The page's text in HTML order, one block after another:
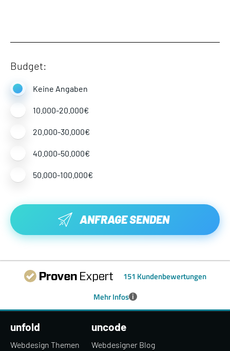
Budget:
Keine Angaben
10.000-20.000€
20.000-30.000€
40.000-50.000€
50.000-100.000€
ANFRAGE SENDEN
151 Kundenbewertungen
Mehr Infos i
unfold
Webdesign Themen
uncode
Webdesigner Blog